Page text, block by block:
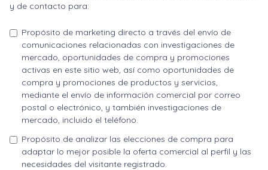
y de contacto para:
Propósito de marketing directo a través del envío de
comunicaciones relacionadas con investigaciones de
mercado, oportunidades de compra y promociones
activas en este sitio web, así como oportunidades de
compra y promociones de productos y servicios,
mediante el envío de información comercial por correo
postal o electrónico, y también investigaciones de
mercado, incluido el teléfono.
Propósito de analizar las elecciones de compra para
adaptar lo mejor posible la oferta comercial al perfil y las
necesidades del visitante registrado.